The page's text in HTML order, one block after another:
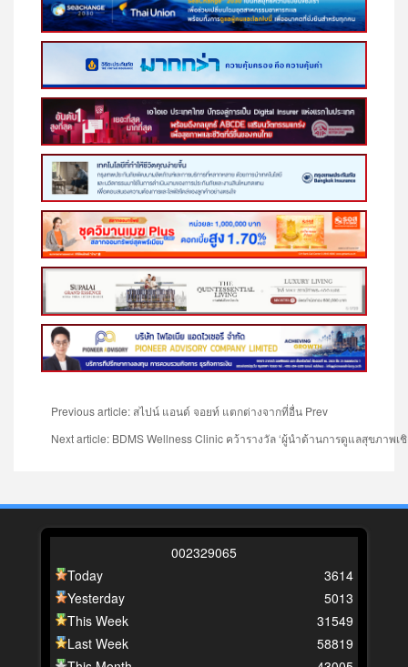
Previous article: สไปน์ แอนด์ จอยท์ แตกต่างจากที่อื่น Prev
Next article: BDMS Wellness Clinic คว้ารางวัล ‘ผู้นำด้านการดูแลสุขภา
002329065
Today
Yesterday
This Week
Last Week
3614
5013
31549
58819